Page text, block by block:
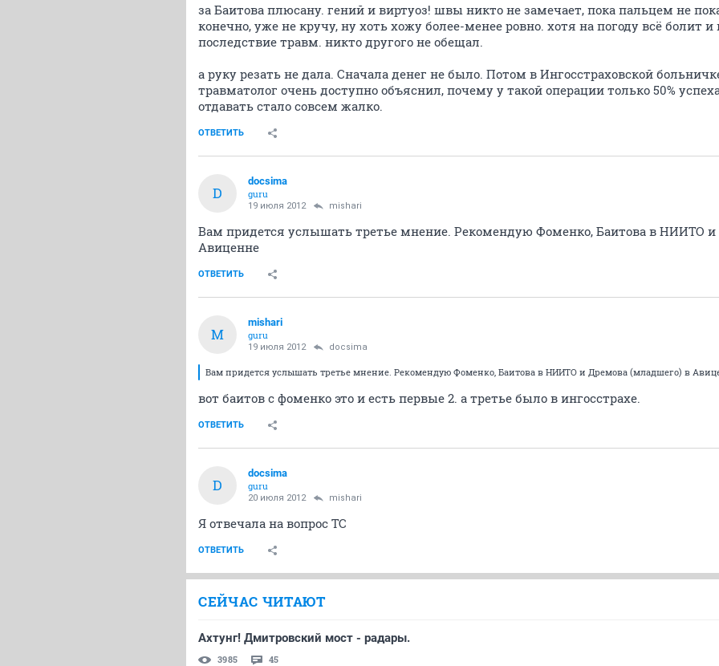
за Баитова плюсану. гений и виртуоз! швы никто не замечает, пока пальцем не
конечно, уже не кручу, ну хоть хожу более-менее ровно. хотя на погоду всё болит
последствие травм. никто другого не обещал.
а руку резать не дала. Сначала денег не было. Потом в Ингосстраховской
травматолог очень доступно объяснил, почему у такой операции только 50%
отдавать стало совсем жалко.
ОТВЕТИТЬ
D
docsima
guru
19 июля 2012 mishari
Вам придется услышать третье мнение. Рекомендую Фоменко, Баитова в НИИТО
Авиценне
ОТВЕТИТЬ
M
mishari
guru
19 июля 2012 docsima
Вам придется услышать третье мнение. Рекомендую Фоменко, Баитова в НИИТО и Дремова (младшего) в
вот баитов с фоменко это и есть первые 2. а третье было в ингосстрахе.
ОТВЕТИТЬ
D
docsima
guru
20 июля 2012 mishari
Я отвечала на вопрос ТС
ОТВЕТИТЬ
СЕЙЧАС ЧИТАЮТ
Ахтунг! Дмитровский мост - радары.
3985 45